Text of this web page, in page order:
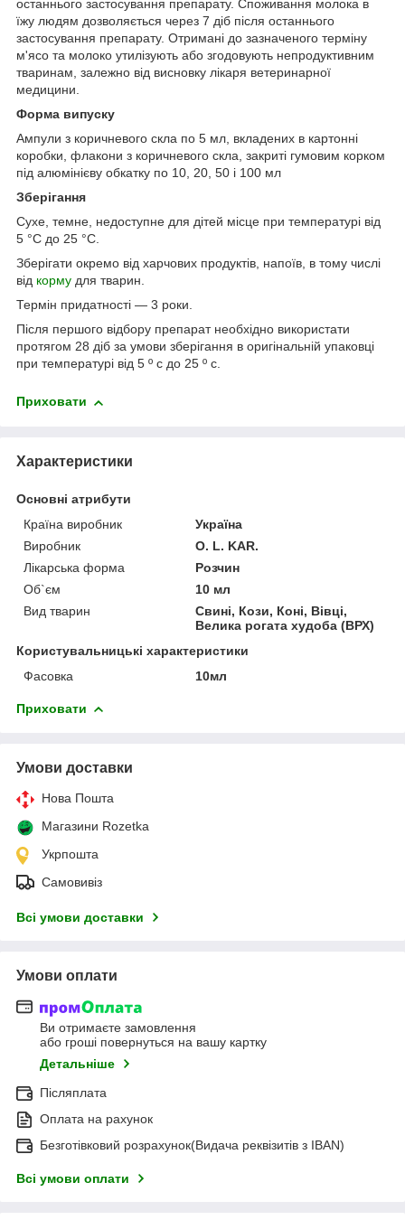
останнього застосування препарату. Споживання молока в
їжу людям дозволяється через 7 діб після останнього
застосування препарату. Отримані до зазначеного терміну
м'ясо та молоко утилізують або згодовують непродуктивним
тваринам, залежно від висновку лікаря ветеринарної
медицини.
Форма випуску
Ампули з коричневого скла по 5 мл, вкладених в картонні
коробки, флакони з коричневого скла, закриті гумовим корком
під алюмінієву обкатку по 10, 20, 50 і 100 мл
Зберігання
Сухе, темне, недоступне для дітей місце при температурі від
5 °С до 25 °С.
Зберігати окремо від харчових продуктів, напоїв, в тому числі
від корму для тварин.
Термін придатності ― 3 роки.
Після першого відбору препарат необхідно використати
протягом 28 діб за умови зберігання в оригінальній упаковці
при температурі від 5 º с до 25 º с.
Приховати
Характеристики
Основні атрибути
Країна виробник
Україна
Виробник
O. L. KAR.
Лікарська форма
Розчин
Об`єм
10 мл
Вид тварин
Свині, Кози, Коні, Вівці,
Велика рогата худоба (ВРХ)
Користувальницькі характеристики
Фасовка
10мл
Приховати
Умови доставки
Нова Пошта
Магазини Rozetka
Укрпошта
Самовивіз
Всі умови доставки
Умови оплати
Ви отримаєте замовлення
або гроші повернуться на вашу картку
Детальніше
Післяплата
Оплата на рахунок
Безготівковий розрахунок(Видача реквізитів з IBAN)
Всі умови оплати